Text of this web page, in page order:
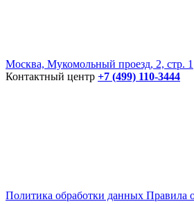
Москва, Мукомольный проезд, 2, стр. 1
Контактный центр +7 (499) 110-3444
Политика обработки данных Правила